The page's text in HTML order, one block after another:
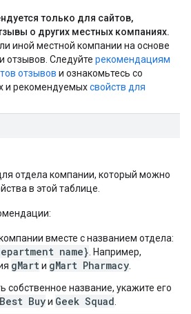
только для сайтов,
о других местных компаниях.
иной местной компании на основе
отзывов. Следуйте рекомендациям
отзывов и ознакомьтесь со
и рекомендуемыхсвойств для
отдела компании, который можно
в этой таблице.
вместе с названием отдела:
name} . Например,
gMart и gMart Pharmacy
собственное название, укажите его
Best Buyи Geek Squad